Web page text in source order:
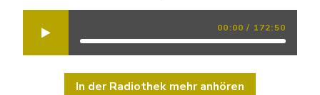
00:00 / 172:50
In der Radiothek mehr anhören